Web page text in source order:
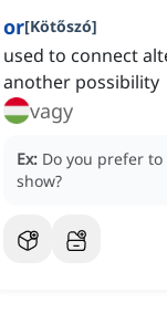
or[Kötőszó]
used to connect
another possibility
vagy
Ex: Do you prefer
show?